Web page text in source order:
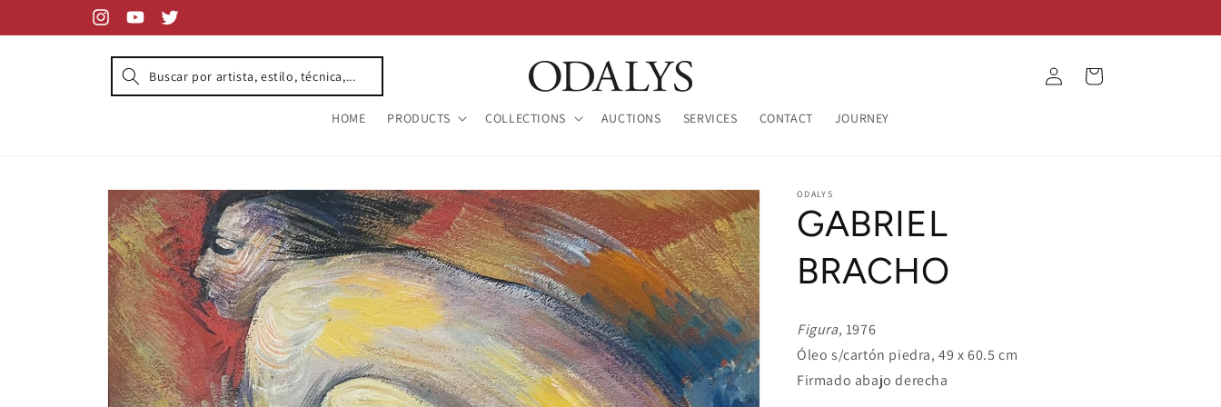
InstagramYouTubeTwitter
HOME PRODUCTS COLLECTIONS AUCTIONS SERVICES CONTACT JOURNEY
Log
in
Cart
Skip to
product
information
ODALYS
GABRIEL
BRACHO
Figura, 1976
Óleo s/cartón piedra, 49 x 60.5 cm
Firmado abajo derecha